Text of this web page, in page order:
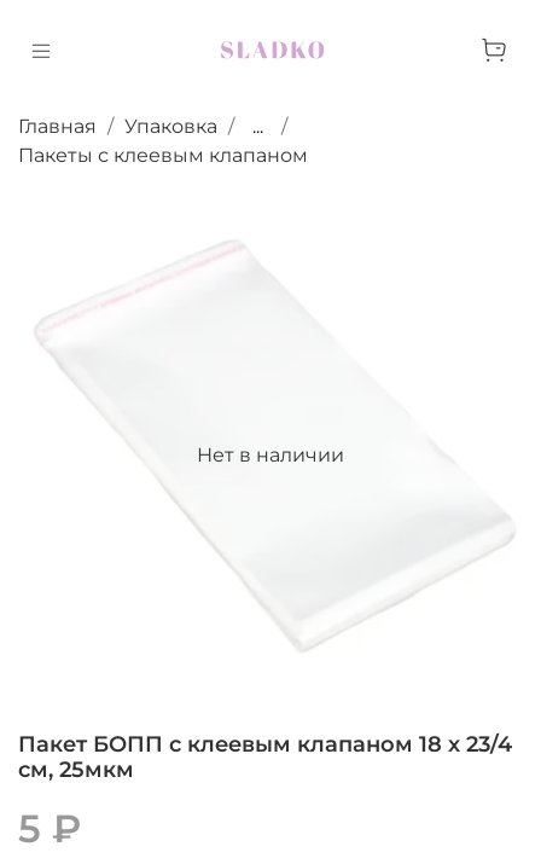
Главная Упаковка
...
Пакеты с клеевым клапаном
Нет в наличии
Пакет БОПП с клеевым клапаном 18 х 23/4
см, 25мкм
5 ₽